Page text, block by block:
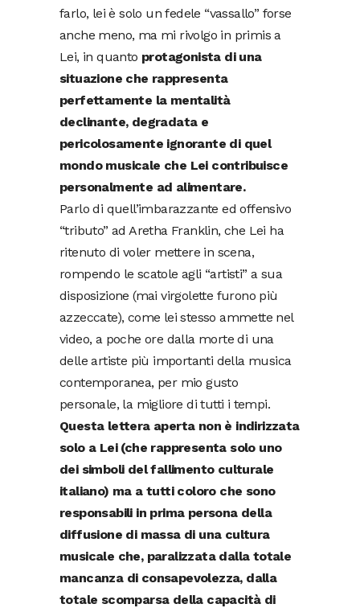
farlo, lei è solo un fedele “vassallo” forse
anche meno, ma mi rivolgo in primis a
Lei, in quanto protagonista di una
situazione che rappresenta
perfettamente la mentalità
declinante, degradata e
pericolosamente ignorante di quel
mondo musicale che Lei contribuisce
personalmente ad alimentare.
Parlo di quell’imbarazzante ed offensivo
“tributo” ad Aretha Franklin, che Lei ha
ritenuto di voler mettere in scena,
rompendo le scatole agli “artisti” a sua
disposizione (mai virgolette furono più
azzeccate), come lei stesso ammette nel
video, a poche ore dalla morte di una
delle artiste più importanti della musica
contemporanea, per mio gusto
personale, la migliore di tutti i tempi.
Questa lettera aperta non è indirizzata
solo a Lei (che rappresenta solo uno
dei simboli del fallimento culturale
italiano) ma a tutti coloro che sono
responsabili in prima persona della
diffusione di massa di una cultura
musicale che, paralizzata dalla totale
mancanza di consapevolezza, dalla
totale scomparsa della capacità di